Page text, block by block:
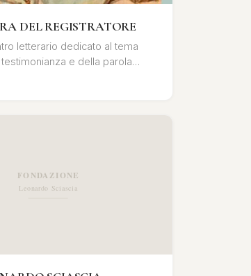
DEL REGISTRATORE
letterario dedicato al tema
e della parola